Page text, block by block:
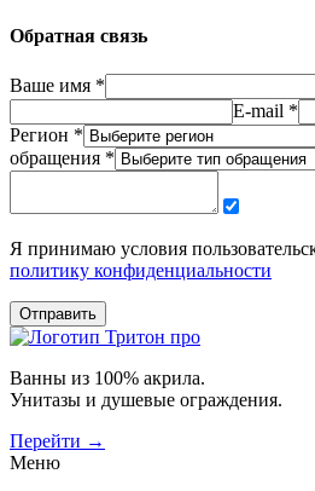
Обратная связь
Ваше имя *
E-mail *
Регион *
обращения *
Я принимаю условия
политику конфиденциальности
Отправить
Ванны из 100% акрила.
Унитазы и душевые ограждения.
Перейти →
Меню